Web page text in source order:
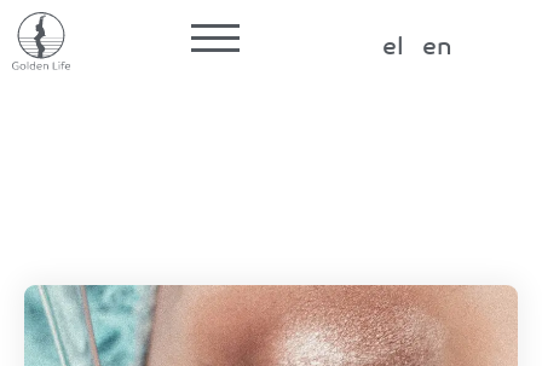
Label for the input
el
en